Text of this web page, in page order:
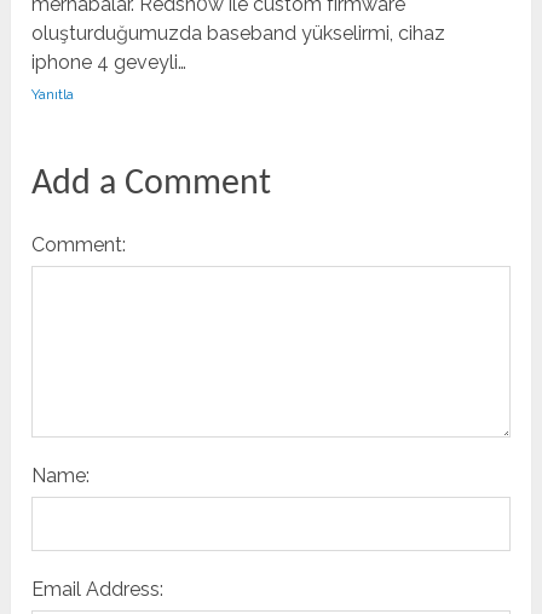
oluşturduğumuzda baseband yükselirmi, cihaz
iphone 4 geveyli…
Yanıtla
Add a Comment
Comment:
Name:
Email Address: